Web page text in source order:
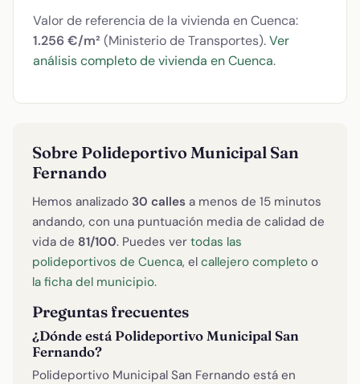
Valor de referencia de la vivienda en Cuenca:
1.256 €/m² (Ministerio de Transportes).Ver
análisis completo de vivienda en Cuenca.
Sobre Polideportivo Municipal San
Fernando
Hemos analizado 30 calles a menos de 15 minutos
andando, con una puntuación media de calidad de
vida de 81/100. Puedes ver todas las
polideportivos de Cuenca, el callejero completo o
la ficha del municipio.
Preguntas frecuentes
¿Dónde está Polideportivo Municipal San
Fernando?
Polideportivo Municipal San Fernando está en